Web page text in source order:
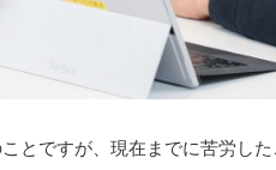
とですが、現在までに苦労し